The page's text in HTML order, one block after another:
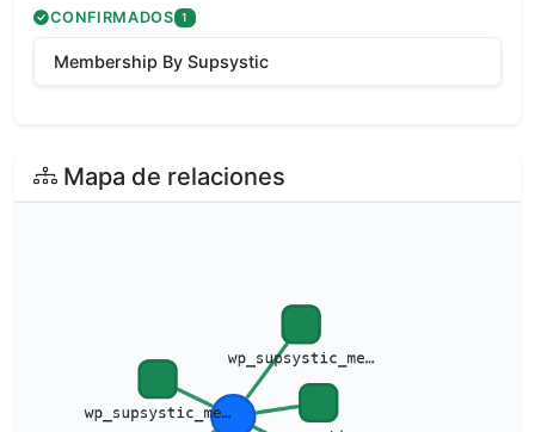
CONFIRMADOS 1
Membership By Supsystic
Mapa de relaciones